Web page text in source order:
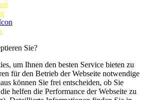
Sie?
um Ihnen den besten Service bieten zu
für den Betrieb der Webseite notwendige
können Sie frei entscheiden, ob Sie
helfen die Performance der Webseite zu